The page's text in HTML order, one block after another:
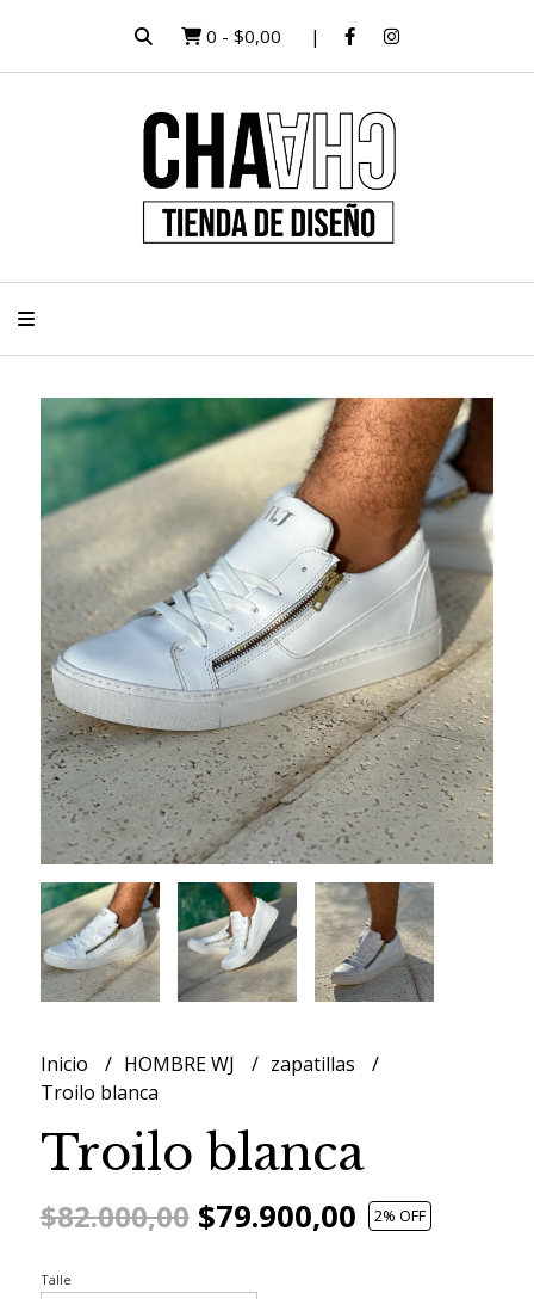
0 - $0,00
Inicio HOMBRE WJ
zapatillas
Troilo blanca
Troilo blanca
$82.000,00$79.900,00 2% OFF
Talle